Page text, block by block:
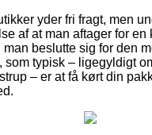
yder fri fragt, men
af at man aftager for en
beslutte sig for den
som typisk – ligegyldigt
– er at få kørt din